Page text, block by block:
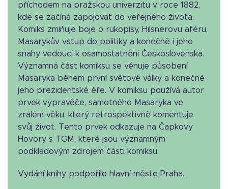
příchodem na pražskou univerzitu v roce 1882,
kde se začíná zapojovat do veřejného života.
Komiks zmiňuje boje o rukopisy, Hilsnerovu aféru,
Masarykův vstup do politiky a konečně i jeho
snahy vedoucí k osamostatnění Československa.
Významná část komiksu se věnuje působení
Masaryka během první světové války a konečně
jeho prezidentské éře. V komiksu používá autor
prvek vypravěče, samotného Masaryka ve
zralém věku, který retrospektivně komentuje
svůj život. Tento prvek odkazuje na Čapkovy
Hovory s TGM, které jsou významným
podkladovým zdrojem části komiksu.
Vydání knihy podpořilo hlavní město Praha.